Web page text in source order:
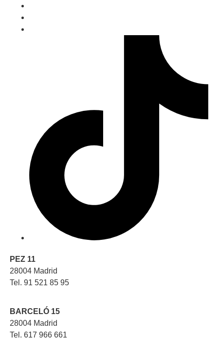
PEZ 11
28004 Madrid
Tel. 91 521 85 95
BARCELÓ 15
28004 Madrid
Tel. 617 966 661